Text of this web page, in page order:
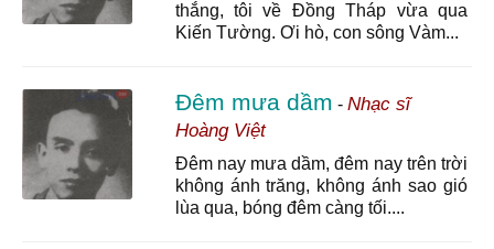
thắng, tôi về Đồng Tháp vừa qua
Kiến Tường. Ơi hò, con sông Vàm...
Đêm mưa dầm - Nhạc sĩ
Hoàng Việt
Đêm nay mưa dầm, đêm nay trên trời
không ánh trăng, không ánh sao gió
lùa qua, bóng đêm càng tối....